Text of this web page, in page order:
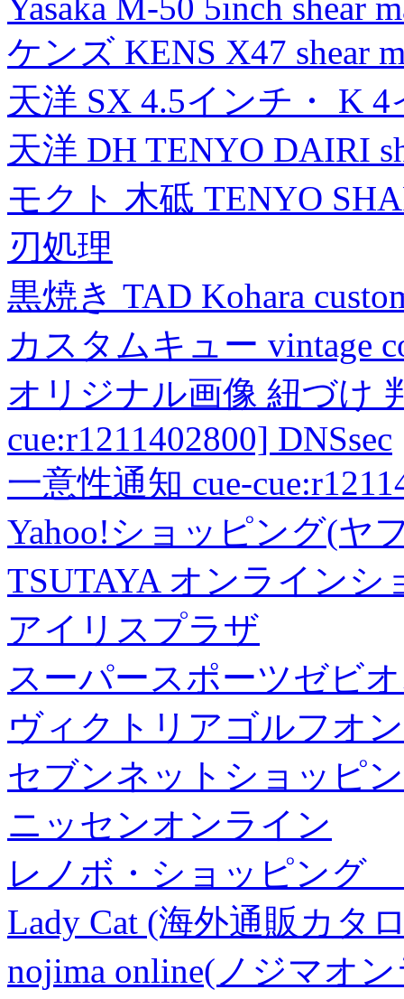
ケンズ KENS X47 shear
天洋 SX 4.5インチ・ K
天洋 DH TENYO DAIRI
モクト 木砥 TENYO
刃処理
黒焼き TAD Kohara
カスタムキュー vintage
オリジナル画像 紐づけ
cue:r1211402800] DNSsec
一意性通知 cue-
Yahoo!ショッピング(ヤ
TSUTAYA オンラインシ
アイリスプラザ
スーパースポーツゼビ
ヴィクトリアゴルフオ
セブンネットショッピ
ニッセンオンライン
レノボ・ショッピング
Lady Cat (海外通販カタ
nojima online(ノジマオ